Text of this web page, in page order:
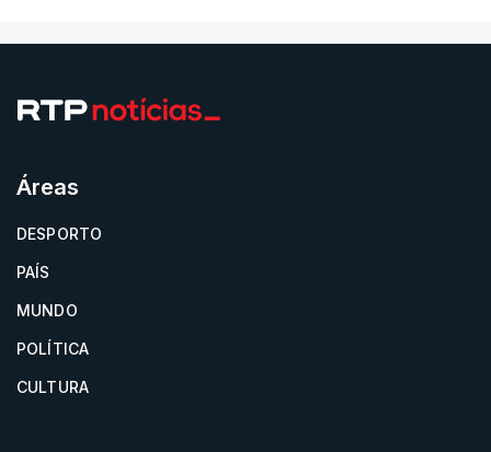
Áreas
DESPORTO
PAÍS
MUNDO
POLÍTICA
CULTURA